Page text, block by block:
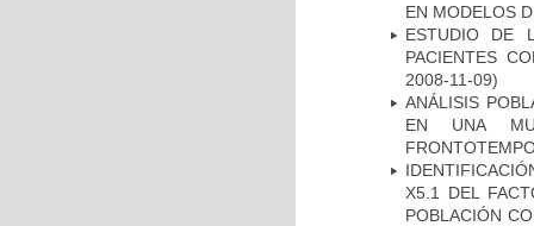
EN MODELOS
ESTUDIO DE
PACIENTES
2008-11-09)
ANÁLISIS
EN UNA
X5.1 DEL
POBLACIÓN